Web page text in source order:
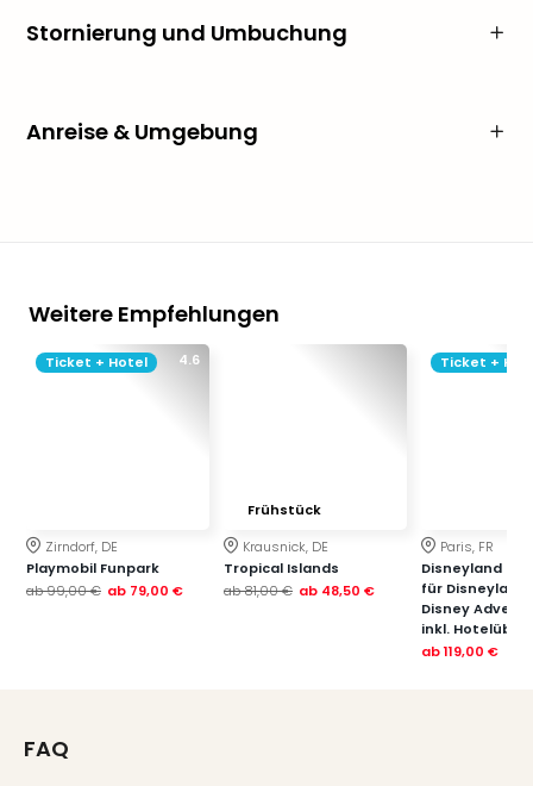
Stornierung und Umbuchung
Anreise & Umgebung
Weitere Empfehlungen
4.6
Ticket + Hotel
Zirndorf, DE
Playmobil Funpark
ab99,00 € ab 79,00 €
Frühstück
Krausnick, DE
Tropical Islands
ab81,00 € ab 48,50 €
Ticket +
Paris, FR
Disneyland
für
Disney
inkl.
ab119,00 €
FAQ